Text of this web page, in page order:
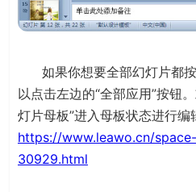
如果你想要全部幻灯片都按
以点击左边的“全部应用”按钮
灯片母板”进入母板状态进行编
https://www.leawo.cn/
30929.html